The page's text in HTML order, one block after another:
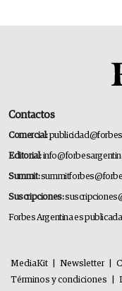
Contactos
Comercial:
Editorial:
Summit:
Suscripciones:
Forbes Argentina es
MediaKit Newsletter
Términos y condiciones